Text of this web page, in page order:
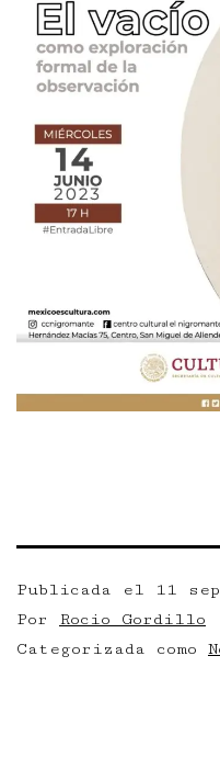
Publicada el
11
Por Rocio Gordillo
Categorizada como